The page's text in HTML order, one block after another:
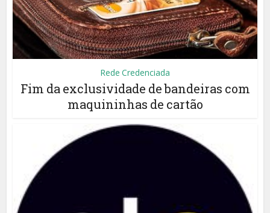
Rede Credenciada
Fim da exclusividade de bandeiras com
maquininhas de cartão